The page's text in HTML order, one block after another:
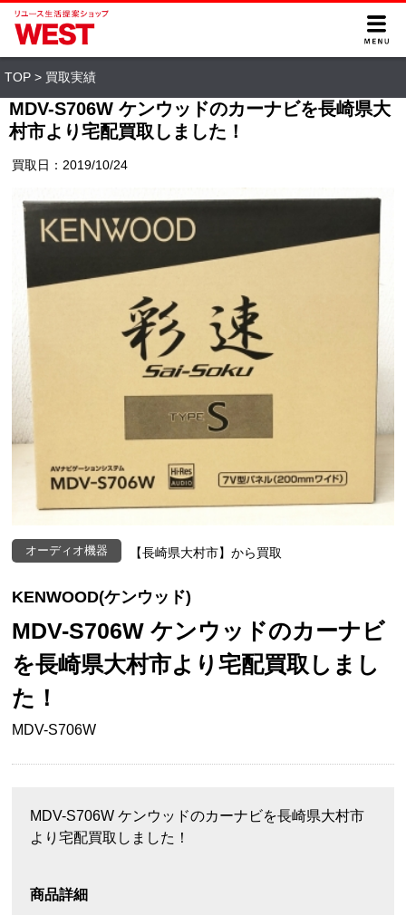
TOP > 買取実績
MDV-S706W ケンウッドのカーナビを長崎県大
村市より宅配買取しました！
買取日：2019/10/24
オーディオ機器 【長崎県大村市】から買取
KENWOOD(ケンウッド)
MDV-S706W ケンウッドのカーナビ
を長崎県大村市より宅配買取しまし
た！
MDV-S706W
MDV-S706W ケンウッドのカーナビを長崎県大村市
より宅配買取しました！
商品詳細